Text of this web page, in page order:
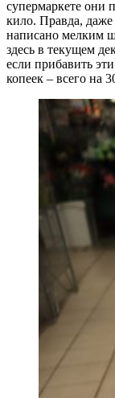
супермаркете они
кило. Правда, даже
написано мелким
здесь в текущем
если прибавить
копеек – всего на